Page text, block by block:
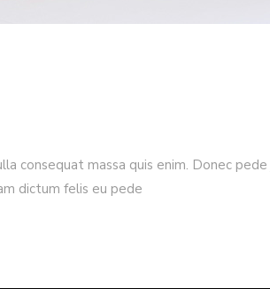
consequat massa quis enim. Donec
dictum felis eu pede